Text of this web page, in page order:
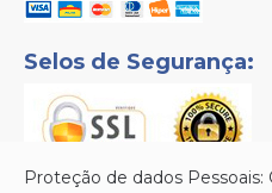
Selos de Segurança:
Proteção de dados Pessoais: